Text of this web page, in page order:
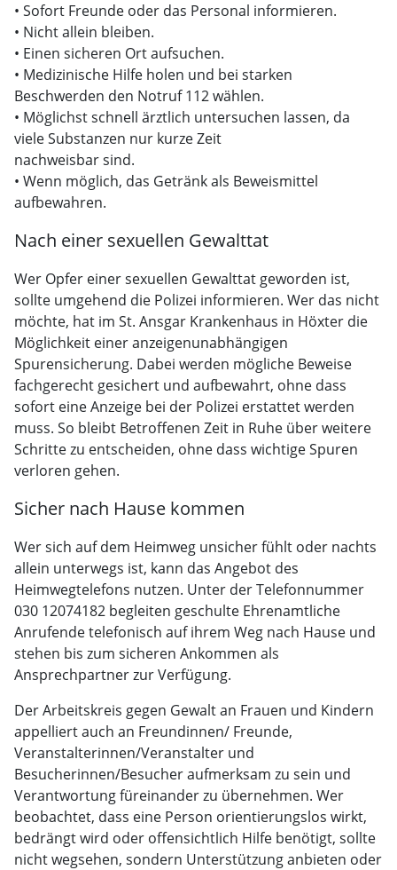
• Sofort Freunde oder das Personal informieren.
• Nicht allein bleiben.
• Einen sicheren Ort aufsuchen.
• Medizinische Hilfe holen und bei starken
Beschwerden den Notruf 112 wählen.
• Möglichst schnell ärztlich untersuchen lassen, da
viele Substanzen nur kurze Zeit
nachweisbar sind.
• Wenn möglich, das Getränk als Beweismittel
aufbewahren.
Nach einer sexuellen Gewalttat
Wer Opfer einer sexuellen Gewalttat geworden ist,
sollte umgehend die Polizei informieren. Wer das nicht
möchte, hat im St. Ansgar Krankenhaus in Höxter die
Möglichkeit einer anzeigenunabhängigen
Spurensicherung. Dabei werden mögliche Beweise
fachgerecht gesichert und aufbewahrt, ohne dass
sofort eine Anzeige bei der Polizei erstattet werden
muss. So bleibt Betroffenen Zeit in Ruhe über weitere
Schritte zu entscheiden, ohne dass wichtige Spuren
verloren gehen.
Sicher nach Hause kommen
Wer sich auf dem Heimweg unsicher fühlt oder nachts
allein unterwegs ist, kann das Angebot des
Heimwegtelefons nutzen. Unter der Telefonnummer
030 12074182 begleiten geschulte Ehrenamtliche
Anrufende telefonisch auf ihrem Weg nach Hause und
stehen bis zum sicheren Ankommen als
Ansprechpartner zur Verfügung.
Der Arbeitskreis gegen Gewalt an Frauen und Kindern
appelliert auch an Freundinnen/ Freunde,
Veranstalterinnen/Veranstalter und
Besucherinnen/Besucher aufmerksam zu sein und
Verantwortung füreinander zu übernehmen. Wer
beobachtet, dass eine Person orientierungslos wirkt,
bedrängt wird oder offensichtlich Hilfe benötigt, sollte
nicht wegsehen, sondern Unterstützung anbieten oder